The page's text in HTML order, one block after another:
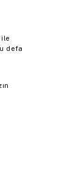
ile
defa